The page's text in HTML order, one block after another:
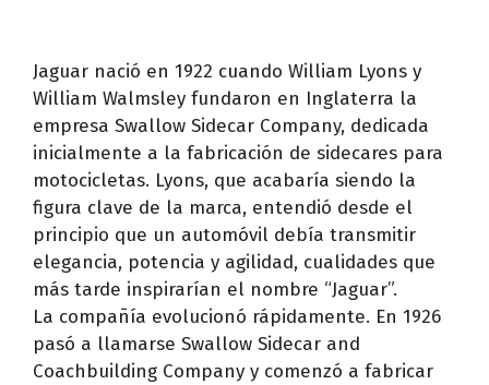
Jaguar nació en 1922 cuando William Lyons y
William Walmsley fundaron en Inglaterra la
empresa Swallow Sidecar Company, dedicada
inicialmente a la fabricación de sidecares para
motocicletas. Lyons, que acabaría siendo la
figura clave de la marca, entendió desde el
principio que un automóvil debía transmitir
elegancia, potencia y agilidad, cualidades que
más tarde inspirarían el nombre “Jaguar”.
La compañía evolucionó rápidamente. En 1926
pasó a llamarse Swallow Sidecar and
Coachbuilding Company y comenzó a fabricar